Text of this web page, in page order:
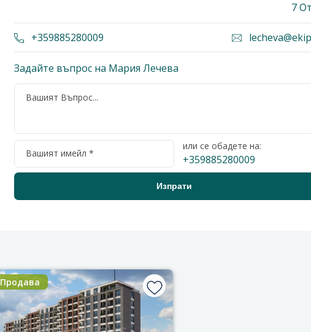
7
+359885280009
Задайте въпрос на Мария Лечева
или се обадете на:
+359885280009
Продава